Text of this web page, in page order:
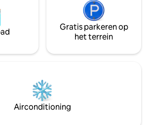
Gratis parkeren op
het terrein
Airconditioning